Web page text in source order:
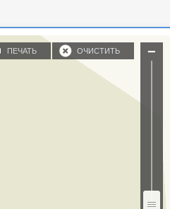
ПЕЧАТЬ ОЧИСТИТЬ